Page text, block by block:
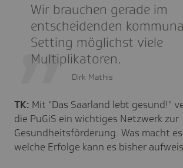
Wir brauchen gerade im
entscheidenden
Setting möglichst viele
Multiplikatoren.
Dirk Mathis
TK: Mit "Das Saarland lebt gesund!"
die PuGiS ein wichtiges Netzwerk zur
Gesundheitsförderung. Was macht
welche Erfolge kann es bisher